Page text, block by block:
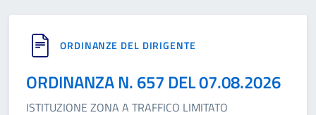
ORDINANZE DEL DIRIGENTE
ORDINANZA N. 657 DEL 07.08.2026
ISTITUZIONE ZONA A TRAFFICO LIMITATO